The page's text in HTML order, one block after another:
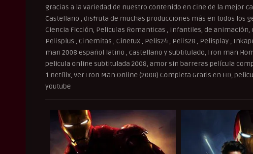
gracias a la variedad de nuestro contenido en cine de la mejor
Castellano , disfruta de muchas producciones más en todos los
Ciencia Ficción, Peliculas Romanticas , Infantiles, de
Pelisplus , Cinemitas , Cinetux , Pelis24 , Pelis28 , Pelisplay ,
man 2008 español latino , castellano y subtitulado, Iron man
pelicula online subtitulada 2008, amor sin barreras película
1 netflix, Ver Iron Man Online (2008) Completa Gratis en HD,
youtube